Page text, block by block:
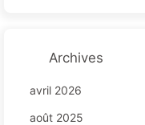
Archives
avril 2026
août 2025